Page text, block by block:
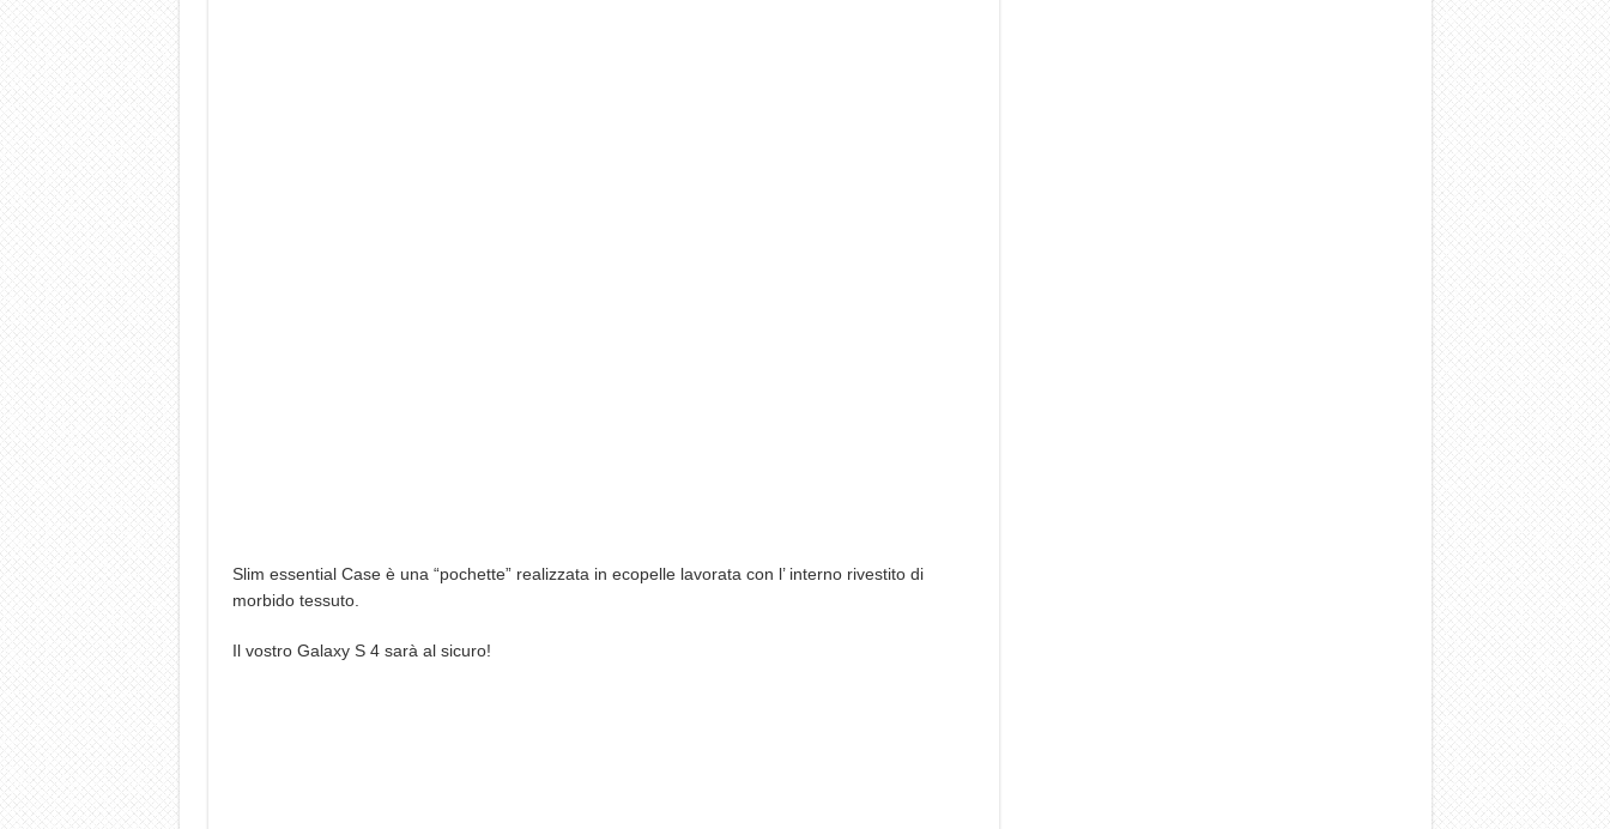
Slim essential Case è una “pochette” realizzata in ecopelle lavorata con l’ interno rivestito di
morbido tessuto.
Il vostro Galaxy S 4 sarà al sicuro!